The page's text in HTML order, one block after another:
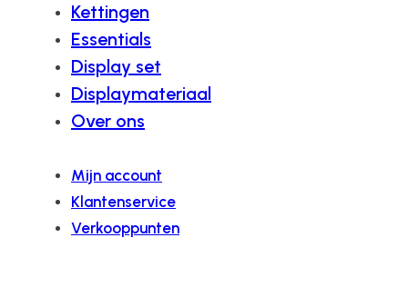
Kettingen
Essentials
Display set
Displaymateriaal
Over ons
Mijn account
Klantenservice
Verkooppunten